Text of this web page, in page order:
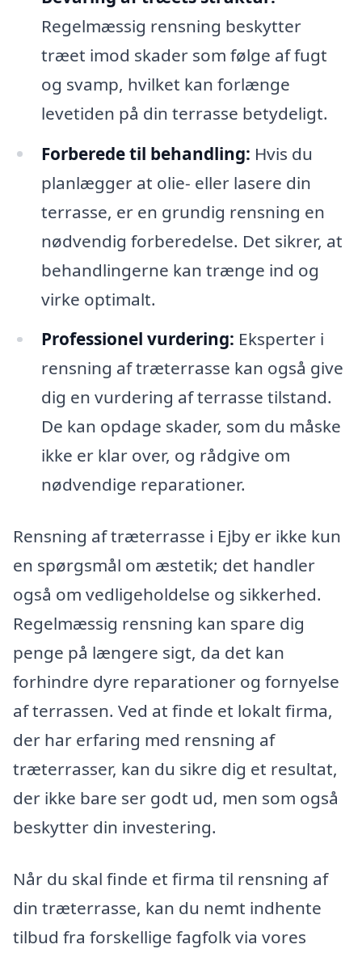
Regelmæssig rensning beskytter
træet imod skader som følge af fugt
og svamp, hvilket kan forlænge
levetiden på din terrasse betydeligt.
Forberede til behandling: Hvis du
planlægger at olie- eller lasere din
terrasse, er en grundig rensning en
nødvendig forberedelse. Det sikrer, at
behandlingerne kan trænge ind og
virke optimalt.
Professionel vurdering: Eksperter i
rensning af træterrasse kan også give
dig en vurdering af terrasse tilstand.
De kan opdage skader, som du måske
ikke er klar over, og rådgive om
nødvendige reparationer.
Rensning af træterrasse i Ejby er ikke kun
en spørgsmål om æstetik; det handler
også om vedligeholdelse og sikkerhed.
Regelmæssig rensning kan spare dig
penge på længere sigt, da det kan
forhindre dyre reparationer og fornyelse
af terrassen. Ved at finde et lokalt firma,
der har erfaring med rensning af
træterrasser, kan du sikre dig et resultat,
der ikke bare ser godt ud, men som også
beskytter din investering.
Når du skal finde et firma til rensning af
din træterrasse, kan du nemt indhente
tilbud fra forskellige fagfolk via vores